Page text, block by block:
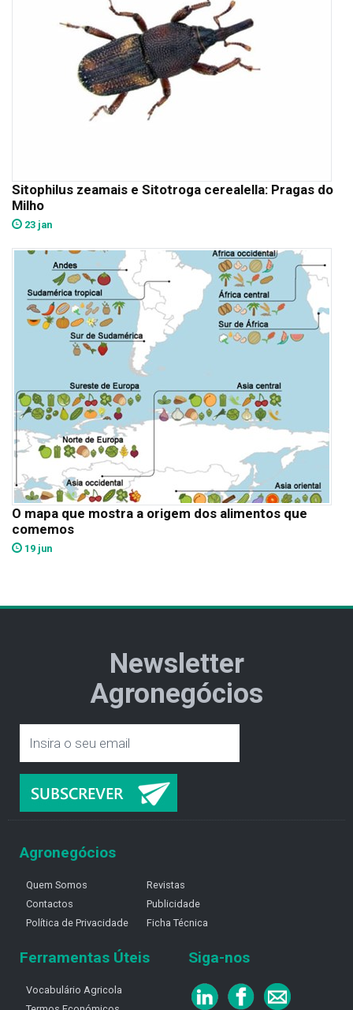
Sitophilus zeamais e Sitotroga cerealella: Pragas do
Milho
23 jan
O mapa que mostra a origem dos alimentos que
comemos
19 jun
Newsletter
Agronegócios
Agronegócios
Quem Somos
Contactos
Política de Privacidade
Revistas
Publicidade
Ficha Técnica
Ferramentas Úteis
Vocabulário Agricola
Siga-nos